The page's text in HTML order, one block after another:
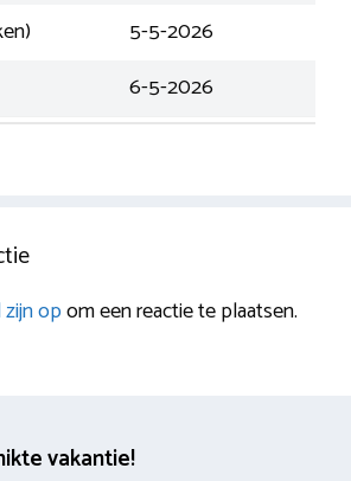
5-5-2026
6-5-2026
opom een reactie te plaatsen.
vakantie!